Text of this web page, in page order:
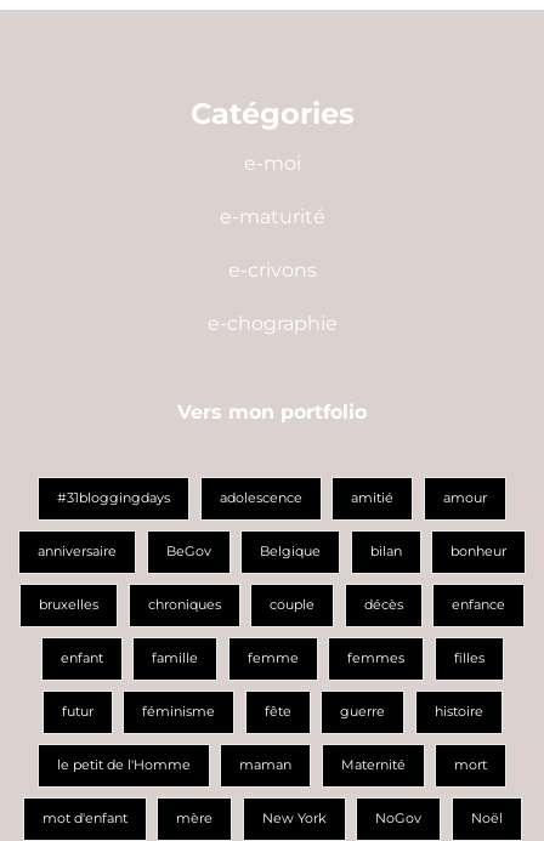
Catégories
e-moi
e-maturité
e-crivons
e-chographie
Vers mon portfolio
#31bloggingdays adolescence amitié amour
anniversaire BeGov Belgique bilan bonheur
bruxelles chroniques couple décès enfance
enfant famille femme femmes filles
futur féminisme fête guerre histoire
le petit de l'Homme maman Maternité mort
mot d'enfant mère New York NoGov Noël